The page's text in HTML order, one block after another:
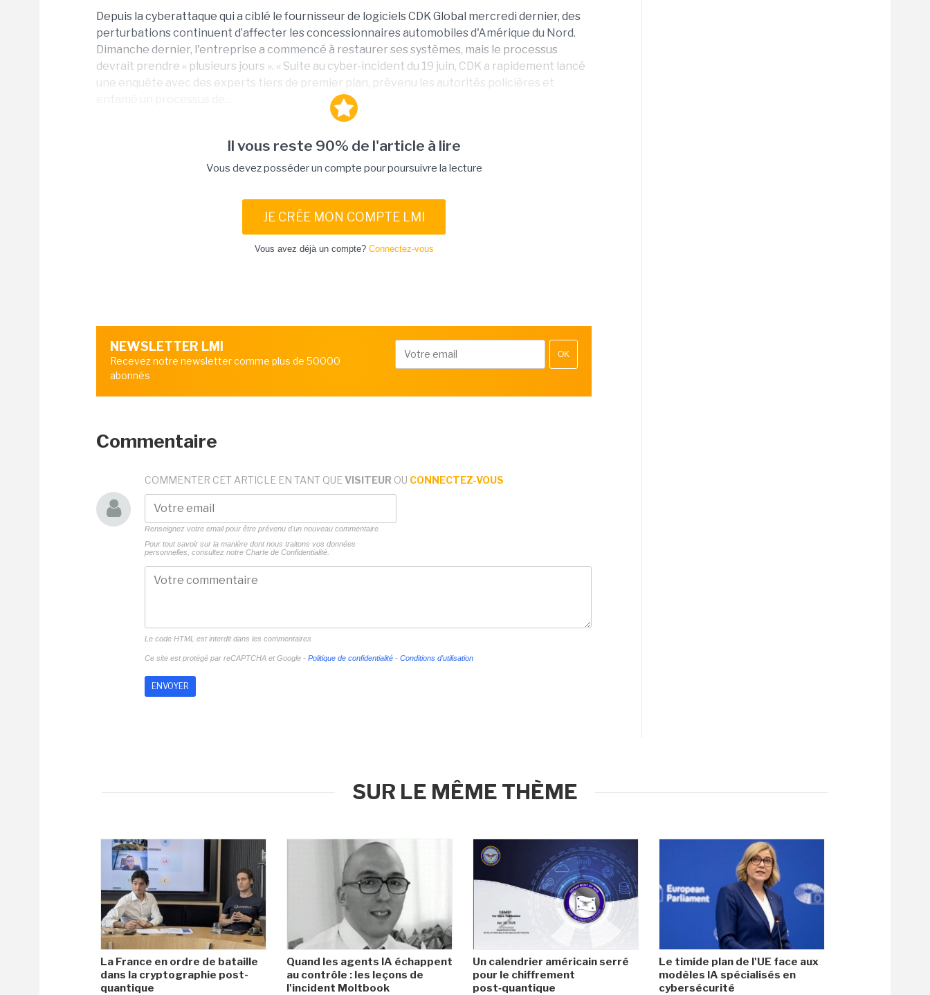
Depuis la cyberattaque qui a ciblé le fournisseur de logiciels CDK Global mercredi dernier, des
perturbations continuent d’affecter les concessionnaires automobiles d'Amérique du Nord.
Dimanche dernier, l'entreprise a commencé à restaurer ses systèmes, mais le processus
devrait prendre « plusieurs jours ». « Suite au cyber-incident du 19 juin, CDK a rapidement lancé
une enquête avec des experts tiers de premier plan, prévenu les autorités policières et
Il vous reste 90% de l'article à lire
Vous devez posséder un compte pour poursuivre la lecture
JE CRÉE MON COMPTE LMI
Vous avez déjà un compte? Connectez-vous
NEWSLETTER LMI
Recevez notre newsletter comme plus de 50000
abonnés
OK
Commentaire
COMMENTER CET ARTICLE EN TANT QUE VISITEUR OU CONNECTEZ-VOUS
Renseignez votre email pour être prévenu d'un nouveau commentaire
Pour tout savoir sur la manière dont nous traitons vos données
personnelles, consultez notre Charte de Confidentialité.
Le code HTML est interdit dans les commentaires
Ce site est protégé par reCAPTCHA et Google - Politique de confidentialité - Conditions d'utilisation
SUR LE MÊME THÈME
La France en ordre de bataille
dans la cryptographie post-
quantique
Quand les agents IA échappent
au contrôle : les leçons de
l'incident Moltbook
Un calendrier américain serré
pour le chiffrement
post‑quantique
Le timide plan de l'UE face aux
modèles IA spécialisés en
cybersécurité